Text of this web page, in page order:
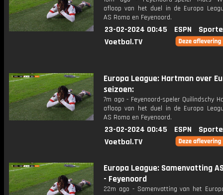
afloop van het duel in de Europa
AS Roma en Feyenoord.
23-02-2024 00:45 ESPN
Voetbal.TV
Europa League: Hartman over
seizoen:
7m ago - Feyenoord-speler Quilindschy
afloop van het duel in de Europa
AS Roma en Feyenoord.
23-02-2024 00:45 ESPN
Voetbal.TV
Europa League: Samenvatting
- Feyenoord
22m ago - Samenvatting van het